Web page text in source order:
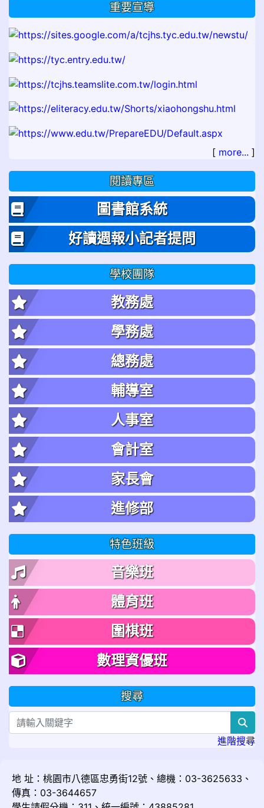
重要宣導
[ more... ]
閱讀專區
圖書館系統
好讀週報小記者提問
學校團隊
教務處
學務處
總務處
輔導室
人事室
會計室
家長會
進修部
特色班級
音樂班
體育班
圍棋班
數理資優班
搜尋
進階搜尋
地 址：桃園市八德區忠勇街12號、總機：03-3625633、
傳真：03-3644657